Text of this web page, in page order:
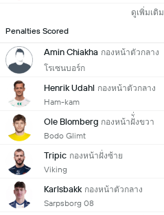
ดูเพิ่มเติม
Penalties Scored
Amin Chiakha กองหน้าตัวกลาง
โรเซนบอร์ก
Henrik Udahl กองหน้าตัวกลาง
Ham-kam
Ole Blomberg กองหน้าฝั่ั่งขวา
Bodo Glimt
Tripic กองหน้าฝั่งซ้าย
Viking
Karlsbakk กองหน้าตัวกลาง
Sarpsborg 08